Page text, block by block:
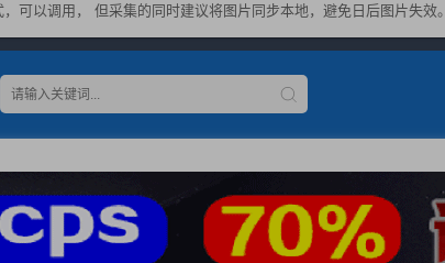
可以调用， 但采集的同时建议将图片同步本地，避免日后图片失效。